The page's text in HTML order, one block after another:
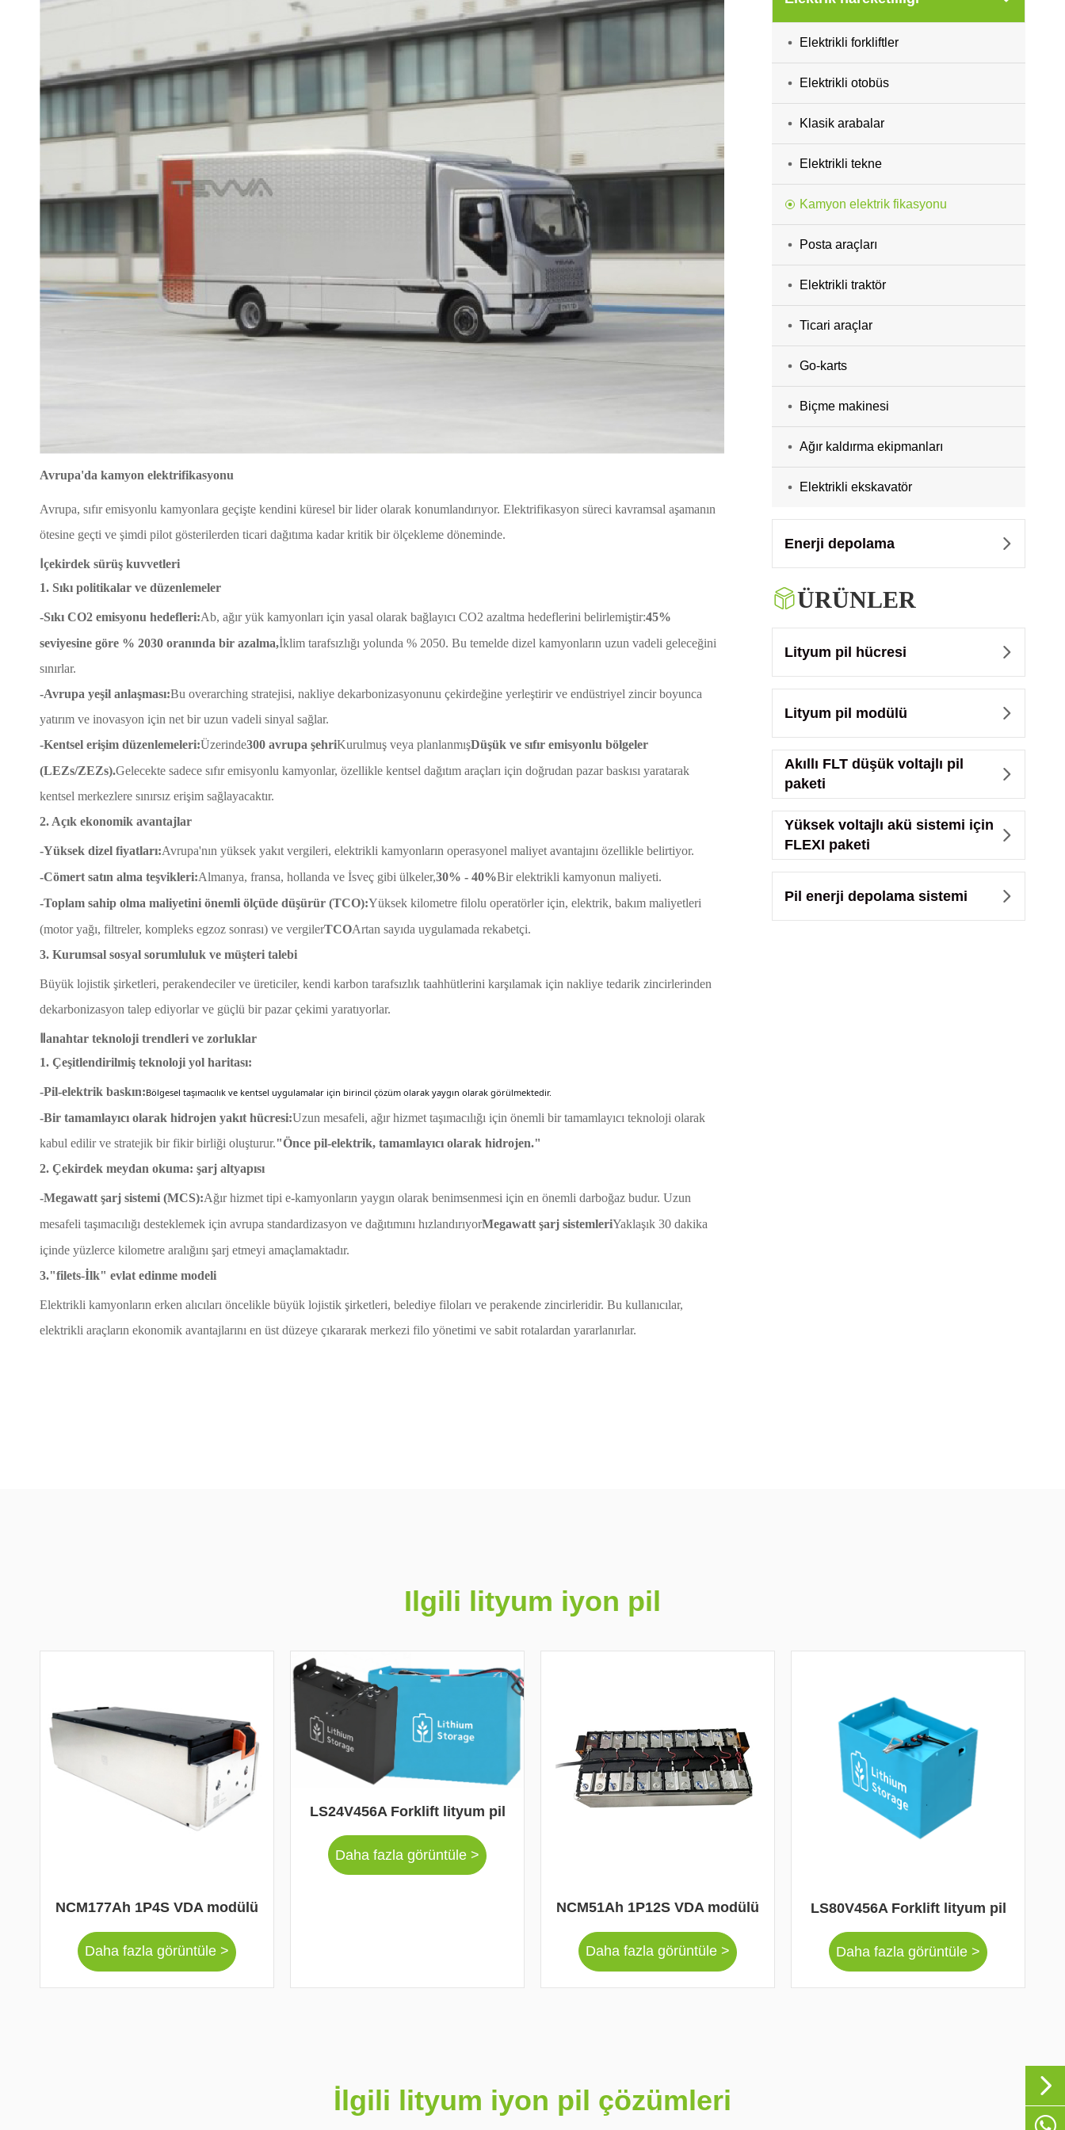
Avrupa'da kamyon elektrifikasyonu
Avrupa, sıfır emisyonlu kamyonlara geçişte kendini küresel bir lider olarak konumlandırıyor. Elektrifikasyon süreci kavramsal aşamanın
ötesine geçti ve şimdi pilot gösterilerden ticari dağıtıma kadar kritik bir ölçekleme döneminde.
Ⅰçekirdek sürüş kuvvetleri
1. Sıkı politikalar ve düzenlemeler
-Sıkı CO2 emisyonu hedefleri:Ab, ağır yük kamyonları için yasal olarak bağlayıcı CO2 azaltma hedeflerini belirlemiştir:45%
seviyesine göre % 2030 oranında bir azalma,İklim tarafsızlığı yolunda % 2050. Bu temelde dizel kamyonların uzun vadeli geleceğini
sınırlar.
-Avrupa yeşil anlaşması:Bu overarching stratejisi, nakliye dekarbonizasyonunu çekirdeğine yerleştirir ve endüstriyel zincir boyunca
yatırım ve inovasyon için net bir uzun vadeli sinyal sağlar.
-Kentsel erişim düzenlemeleri:Üzerinde300 avrupa şehriKurulmuş veya planlanmışDüşük ve sıfır emisyonlu bölgeler
(LEZs/ZEZs).Gelecekte sadece sıfır emisyonlu kamyonlar, özellikle kentsel dağıtım araçları için doğrudan pazar baskısı yaratarak
kentsel merkezlere sınırsız erişim sağlayacaktır.
2. Açık ekonomik avantajlar
-Yüksek dizel fiyatları:Avrupa'nın yüksek yakıt vergileri, elektrikli kamyonların operasyonel maliyet avantajını özellikle belirtiyor.
-Cömert satın alma teşvikleri:Almanya, fransa, hollanda ve İsveç gibi ülkeler,30% - 40%Bir elektrikli kamyonun maliyeti.
-Toplam sahip olma maliyetini önemli ölçüde düşürür (TCO):Yüksek kilometre filolu operatörler için, elektrik, bakım maliyetleri
(motor yağı, filtreler, kompleks egzoz sonrası) ve vergilerTCOArtan sayıda uygulamada rekabetçi.
3. Kurumsal sosyal sorumluluk ve müşteri talebi
Büyük lojistik şirketleri, perakendeciler ve üreticiler, kendi karbon tarafsızlık taahhütlerini karşılamak için nakliye tedarik zincirlerinden
dekarbonizasyon talep ediyorlar ve güçlü bir pazar çekimi yaratıyorlar.
Ⅱanahtar teknoloji trendleri ve zorluklar
1. Çeşitlendirilmiş teknoloji yol haritası:
-Pil-elektrik baskın:Bölgesel taşımacılık ve kentsel uygulamalar için birincil çözüm olarak yaygın olarak görülmektedir.
-Bir tamamlayıcı olarak hidrojen yakıt hücresi:Uzun mesafeli, ağır hizmet taşımacılığı için önemli bir tamamlayıcı teknoloji olarak
kabul edilir ve stratejik bir fikir birliği oluşturur."Önce pil-elektrik, tamamlayıcı olarak hidrojen."
2. Çekirdek meydan okuma: şarj altyapısı
-Megawatt şarj sistemi (MCS):Ağır hizmet tipi e-kamyonların yaygın olarak benimsenmesi için en önemli darboğaz budur. Uzun
mesafeli taşımacılığı desteklemek için avrupa standardizasyon ve dağıtımını hızlandırıyorMegawatt şarj sistemleriYaklaşık 30 dakika
içinde yüzlerce kilometre aralığını şarj etmeyi amaçlamaktadır.
3."filets-İlk" evlat edinme modeli
Elektrikli kamyonların erken alıcıları öncelikle büyük lojistik şirketleri, belediye filoları ve perakende zincirleridir. Bu kullanıcılar,
elektrikli araçların ekonomik avantajlarını en üst düzeye çıkararak merkezi filo yönetimi ve sabit rotalardan yararlanırlar.
Elektrikli forkliftler
Elektrikli otobüs
Klasik arabalar
Elektrikli tekne
Kamyon elektrik fikasyonu
Posta araçları
Elektrikli traktör
Ticari araçlar
Go-karts
Biçme makinesi
Ağır kaldırma ekipmanları
Elektrikli ekskavatör
Enerji depolama 
ÜRÜNLER
Lityum pil hücresi 
Lityum pil modülü 
Akıllı FLT düşük voltajlı pil
paketi

Yüksek voltajlı akü sistemi için
FLEXI paketi

Pil enerji depolama sistemi 
Ilgili lityum iyon pil
NCM177Ah 1P4S VDA modülü
Daha fazla görüntüle >
LS24V456A Forklift lityum pil
Daha fazla görüntüle >
NCM51Ah 1P12S VDA modülü
Daha fazla görüntüle >
LS80V456A Forklift lityum pil
Daha fazla görüntüle >
İlgili lityum iyon pil çözümleri 
+86-